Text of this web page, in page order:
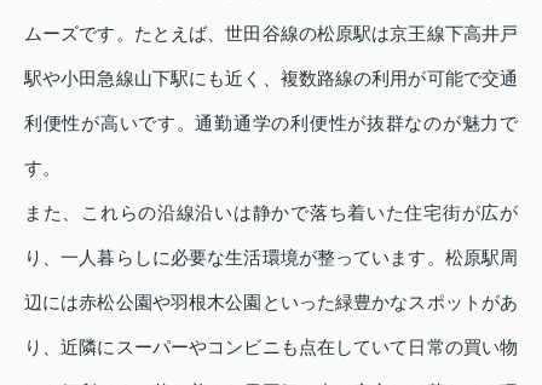
ムーズです。たとえば、世田谷線の松原駅は京王線下高井戸
駅や小田急線山下駅にも近く、複数路線の利用が可能で交通
利便性が高いです。通勤通学の利便性が抜群なのが魅力で
す。
また、これらの沿線沿いは静かで落ち着いた住宅街が広が
り、一人暮らしに必要な生活環境が整っています。松原駅周
辺には赤松公園や羽根木公園といった緑豊かなスポットがあ
り、近隣にスーパーやコンビニも点在していて日常の買い物